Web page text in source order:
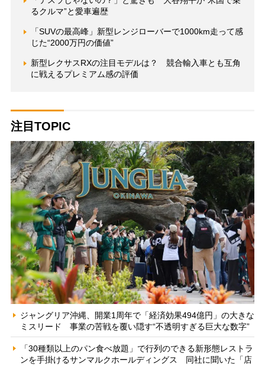
るクルマ”と愛車遍歴
「SUVの最高峰」新型レンジローバーで1000km走って感
じた“2000万円の価値”
新型レクサスRXの注目モデルは？ 競合輸入車とも互角
に戦えるプレミアム感の評価
注目TOPIC
ジャングリア沖縄、開業1周年で「経済効果494億円」の大きな
ミスリード 事業の苦戦を覆い隠す“不透明すぎる巨大な数字”
「30種類以上のパン食べ放題」で行列のできる新形態レストラ
ンを手掛けるサンマルクホールディングス 同社に聞いた「店